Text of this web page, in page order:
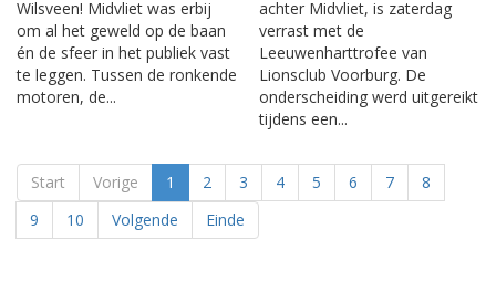
Wilsveen! Midvliet was erbij
om al het geweld op de baan
én de sfeer in het publiek vast
te leggen. Tussen de ronkende
motoren, de...
achter Midvliet, is zaterdag
verrast met de
Leeuwenharttrofee van
Lionsclub Voorburg. De
onderscheiding werd uitgereikt
tijdens een...
Start Vorige 1 2 3 4 5 6 7
8
9
10 Volgende Einde